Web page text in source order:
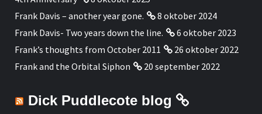
Frank Davis – another year gone.
8 oktober 2024
Frank Davis- Two years down the line.
6 oktober 2023
Frank’s thoughts from October 2011
26 oktober 2022
Frank and the Orbital Siphon
20 september 2022
Dick Puddlecote blog